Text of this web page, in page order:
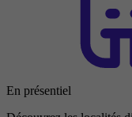
En présentiel